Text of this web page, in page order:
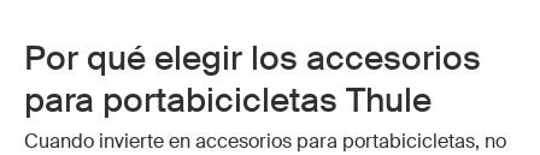
Por qué elegir los accesorios
para portabicicletas Thule
Cuando invierte en accesorios para portabicicletas, no